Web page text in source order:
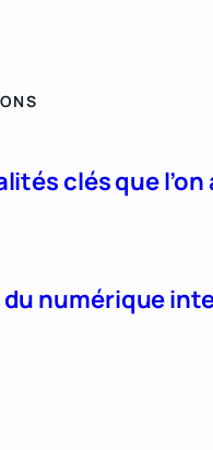
clés que
numérique